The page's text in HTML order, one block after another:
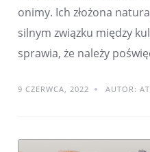
onimy. Ich złożona
silnym związku między
sprawia, że należy
9 CZERWCA, 2022 AUTOR: